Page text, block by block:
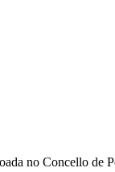
no Concello de